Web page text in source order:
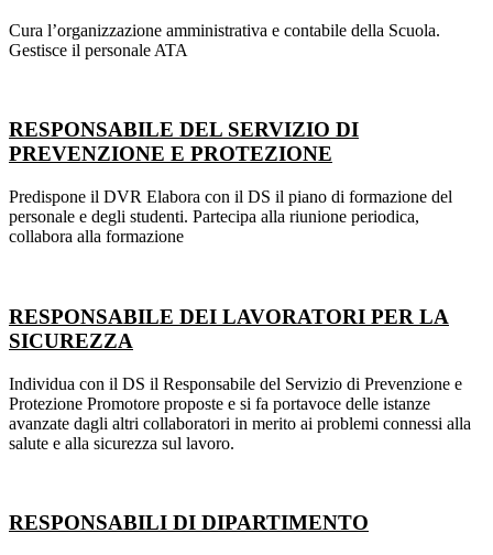
Cura l’organizzazione amministrativa e contabile della Scuola.
Gestisce il personale ATA
RESPONSABILE DEL SERVIZIO DI
PREVENZIONE E PROTEZIONE
Predispone il DVR Elabora con il DS il piano di formazione del
personale e degli studenti. Partecipa alla riunione periodica,
collabora alla formazione
RESPONSABILE DEI LAVORATORI PER LA
SICUREZZA
Individua con il DS il Responsabile del Servizio di Prevenzione e
Protezione Promotore proposte e si fa portavoce delle istanze
avanzate dagli altri collaboratori in merito ai problemi connessi alla
salute e alla sicurezza sul lavoro.
RESPONSABILI DI DIPARTIMENTO